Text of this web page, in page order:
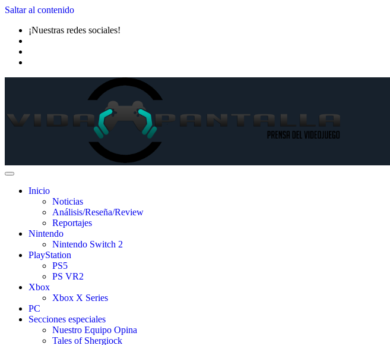
Saltar al contenido
¡Nuestras redes sociales!
Inicio
Noticias
Análisis/Reseña/Review
Reportajes
Nintendo
Nintendo Switch 2
PlayStation
PS5
PS VR2
Xbox
Xbox X Series
PC
Secciones especiales
Nuestro Equipo Opina
Tales of Shergiock